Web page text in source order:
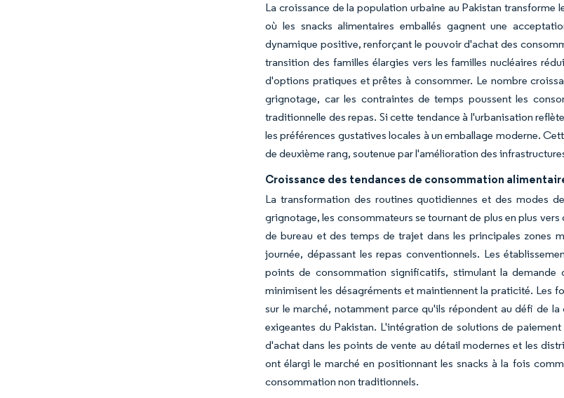
La croissance de la population urbaine au Pakistan
où les snacks alimentaires emballés gagnent une
dynamique positive, renforçant le pouvoir d'achat des
transition des familles élargies vers les familles nucléaires
d'options pratiques et prêtes à consommer. Le nombre
grignotage, car les contraintes de temps poussent les
traditionnelle des repas. Si cette tendance à l'urbanisation
les préférences gustatives locales à un emballage moderne.
de deuxième rang, soutenue par l'amélioration des
Croissance des tendances de consommation
La transformation des routines quotidiennes et des modes
grignotage, les consommateurs se tournant de plus en plus
de bureau et des temps de trajet dans les principales zones
journée, dépassant les repas conventionnels. Les
points de consommation significatifs, stimulant la
minimisent les désagréments et maintiennent la praticité. Les
sur le marché, notamment parce qu'ils répondent au défi de
exigeantes du Pakistan. L'intégration de solutions de
d'achat dans les points de vente au détail modernes et les
ont élargi le marché en positionnant les snacks à la fois
consommation non traditionnels.